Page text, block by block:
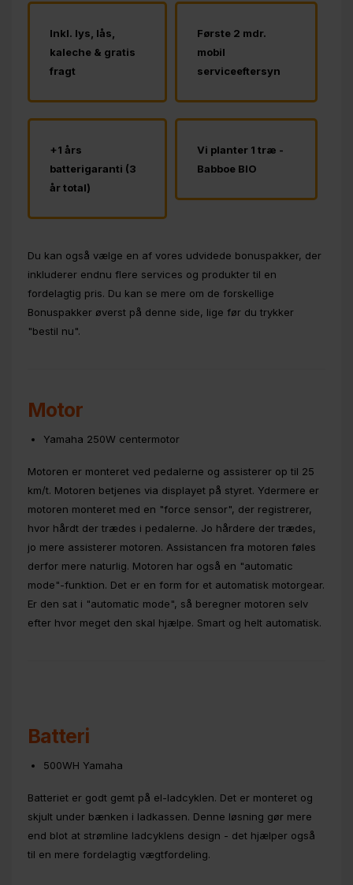
Inkl. lys, lås,
kaleche & gratis
fragt
Første 2 mdr.
mobil
serviceeftersyn
+1 års
batterigaranti (3
år total)
Vi planter 1 træ -
Babboe BIO
Du kan også vælge en af vores udvidede bonuspakker, der
inkluderer endnu flere services og produkter til en
fordelagtig pris. Du kan se mere om de forskellige
Bonuspakker øverst på denne side, lige før du trykker
"bestil nu".
Motor
Yamaha 250W centermotor
Motoren er monteret ved pedalerne og assisterer op til 25
km/t. Motoren betjenes via displayet på styret. Ydermere er
motoren monteret med en "force sensor", der registrerer,
hvor hårdt der trædes i pedalerne. Jo hårdere der trædes,
jo mere assisterer motoren. Assistancen fra motoren føles
derfor mere naturlig. Motoren har også en "automatic
mode"-funktion. Det er en form for et automatisk motorgear.
Er den sat i "automatic mode", så beregner motoren selv
efter hvor meget den skal hjælpe. Smart og helt automatisk.
Batteri
500WH Yamaha
Batteriet er godt gemt på el-ladcyklen. Det er monteret og
skjult under bænken i ladkassen. Denne løsning gør mere
end blot at strømline ladcyklens design - det hjælper også
til en mere fordelagtig vægtfordeling.